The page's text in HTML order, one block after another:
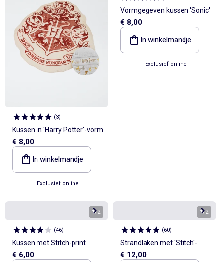
(3)
Kussen in 'Harry Potter'-vorm
€ 8,00
In winkelmandje
Exclusief online
Vormgegeven kussen 'Sonic'
€ 8,00
In winkelmandje
Exclusief online
1/2
(46)
Kussen met Stitch-print
€ 6,00
1/2
(60)
Strandlaken met 'Stitch'-
print
€ 12,00